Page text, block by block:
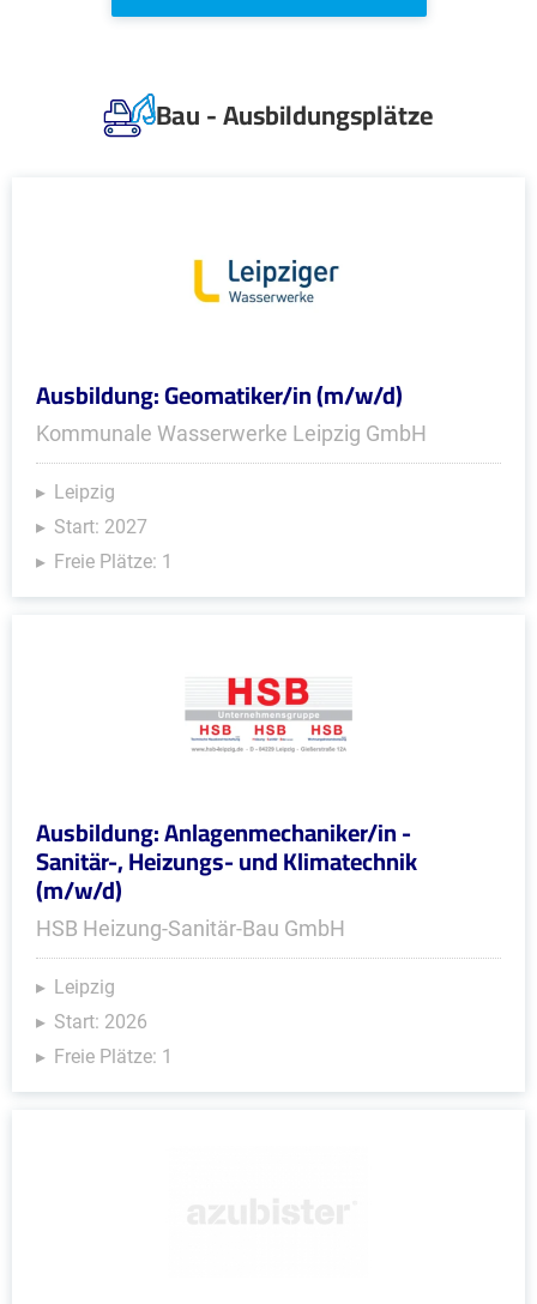
Bau - Ausbildungsplätze
Ausbildung: Geomatiker/in (m/w/d)
Kommunale Wasserwerke Leipzig GmbH
Leipzig
Start: 2027
Freie Plätze: 1
Ausbildung: Anlagenmechaniker/in -
Sanitär-, Heizungs- und Klimatechnik
(m/w/d)
HSB Heizung-Sanitär-Bau GmbH
Leipzig
Start: 2026
Freie Plätze: 1